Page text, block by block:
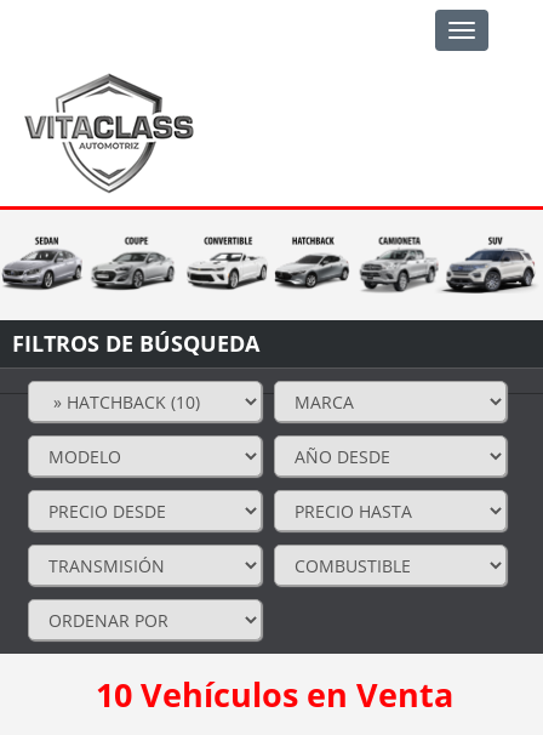
Toggle
navigation
FILTROS DE BÚSQUEDA
10Vehículos en Venta